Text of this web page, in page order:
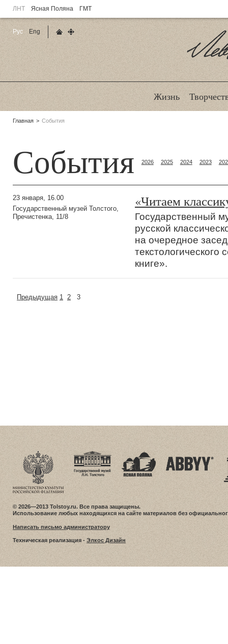
ЛНТ Ясная Поляна ГМТ
Жизнь
Родительские
Главная События
События 2026 2025 2024 2023
23 января, 16.00
Государственный музей Толстого,
Пречистенка, 11/8
«Читаем
Государственный
русской
на очередное
текстологического
книге».
Предыдущая 1 2 3
Рус
Eng
© 2026—2013 Tolstoy.ru. Все права защищены.
Использование любых находящихся на сайте материалов без
Написать письмо администратору
Техническая реализация - Элкос Дизайн